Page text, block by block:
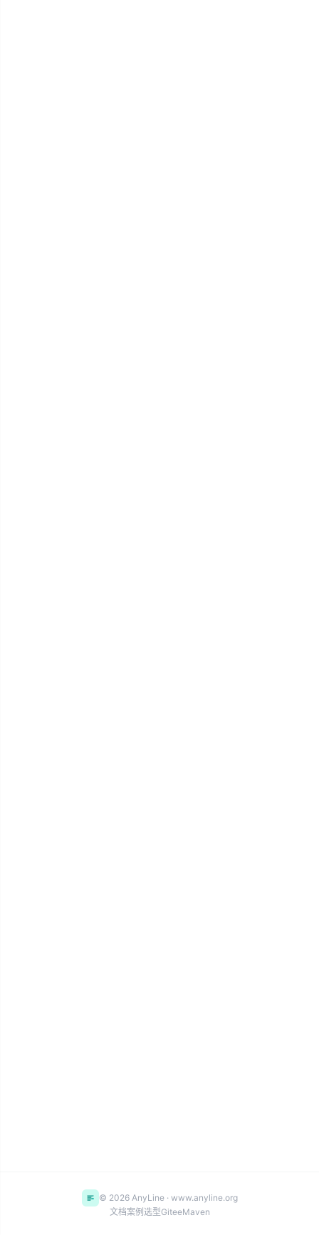
© 2026 AnyLine · www.anyline.org
文档案例 选型GiteeMaven